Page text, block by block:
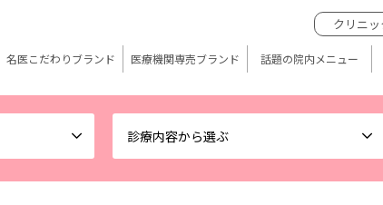
診療内容から選ぶ
クリニ
名医こだわりブランド 医療機関専売ブランド 話題の院内メニュー